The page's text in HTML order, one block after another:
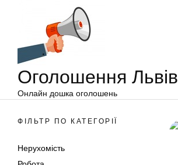
Оголошення Львів
Онлайн дошка оголошень
ФІЛЬТР ПО КАТЕГОРІЇ
Нерухомість